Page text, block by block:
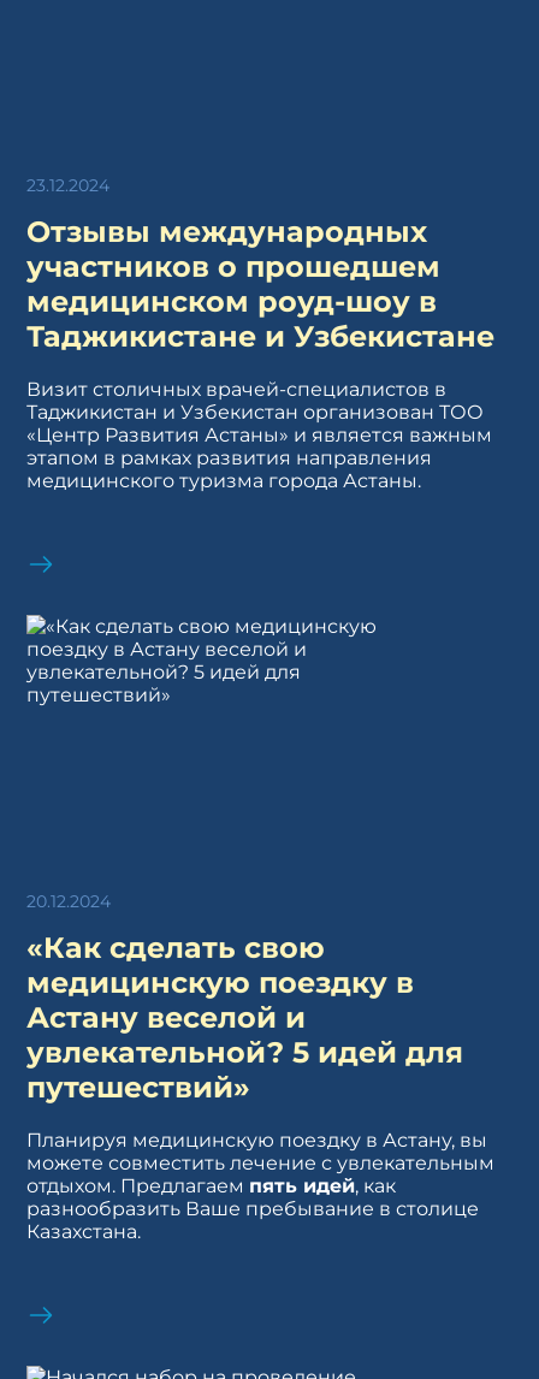
23.12.2024
Отзывы международных
участников о прошедшем
медицинском роуд-шоу в
Таджикистане и Узбекистане
Визит столичных врачей-специалистов в
Таджикистан и Узбекистан организован ТОО
«Центр Развития Астаны» и является важным
этапом в рамках развития направления
медицинского туризма города Астаны.
20.12.2024
«Как сделать свою
медицинскую поездку в
Астану веселой и
увлекательной? 5 идей для
путешествий»
Планируя медицинскую поездку в Астану, вы
можете совместить лечение с увлекательным
отдыхом. Предлагаем пять идей, как
разнообразить Ваше пребывание в столице
Казахстана.